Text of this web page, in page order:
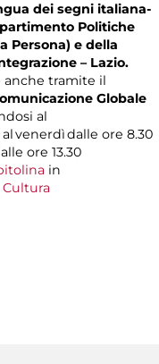
dei segni italiana-
Politiche
Persona) e della
– Lazio.
anche tramite il
Globale
al
venerdì dalle ore 8.30
ore 13.30
in